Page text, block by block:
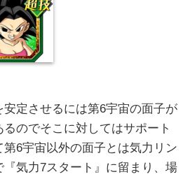
定させるには第6宇宙の面子が
のでそこに対してはサポート
第6宇宙以外の面子とは気力リン
気力7スタート』に留まり、場